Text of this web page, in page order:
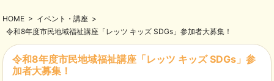
HOME > イベント・講座 >
令和8年度市民地域福祉講座「レッツ キッズ SDGs」参加者大募集！
令和8年度市民地域福祉講座「レッツ キッズ SDGs」参
加者大募集！